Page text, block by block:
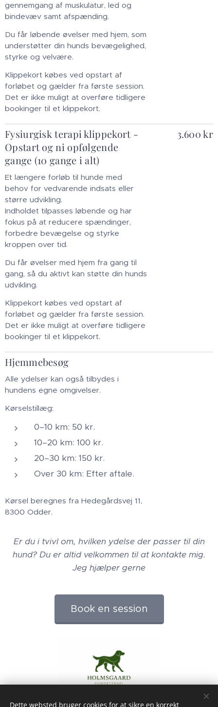
gennemgang af muskulatur, led og
bindevæv samt afspænding.
Du får løbende øvelser med hjem, som
understøtter din hunds bevægelighed,
styrke og velvære.
Klippekort købes ved opstart af
forløbet og gælder fra første session.
Det er ikke muligt at overføre tidligere
bookinger til et klippekort.
Fysiurgisk terapi klippekort -
Opstart og ni opfølgende
gange (10 gange i alt)
Et længere forløb til hunde med
behov for vedvarende indsats eller
større udvikling.
Indholdet tilpasses løbende og har
fokus på at reducere spændinger,
forbedre bevægelse og styrke
kroppen over tid.
Du får øvelser med hjem fra gang til
gang, så du aktivt kan støtte din hunds
udvikling.
Klippekort købes ved opstart af
forløbet og gælder fra første session.
Det er ikke muligt at overføre tidligere
bookinger til et klippekort.
3.600 kr
Hjemmebesøg
Alle ydelser kan også tilbydes i
hundens egne omgivelser.
Kørselstillæg:
0–10 km: 50 kr.
10–20 km: 100 kr.
20–30 km: 150 kr.
Over 30 km: Efter aftale.
Kørsel beregnes fra Hedegårdsvej 11,
8300 Odder.
Er du i tvivl om, hvilken ydelse der passer til din
hund? Du er altid velkommen til at kontakte mig.
Jeg hjælper gerne
Book en session
Dette websted bruger cookies for at sikre en korrekt